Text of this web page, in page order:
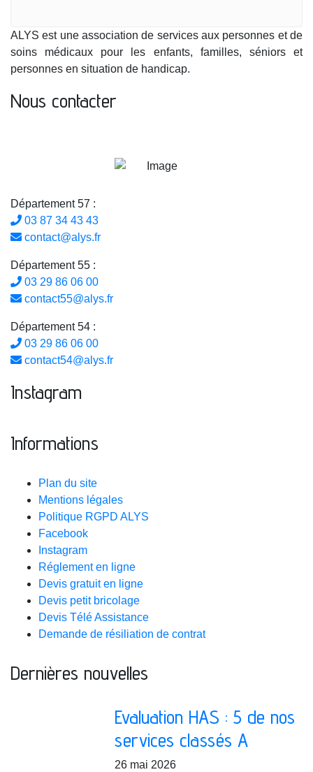
ALYS est une association de services aux personnes et de
soins médicaux pour les enfants, familles, séniors et
personnes en situation de handicap.
Nous contacter
Département 57 :
03 87 34 43 43
contact@alys.fr
Département 55 :
03 29 86 06 00
contact55@alys.fr
Département 54 :
03 29 86 06 00
contact54@alys.fr
Instagram
Informations
Plan du site
Mentions légales
Politique RGPD ALYS
Facebook
Instagram
Réglement en ligne
Devis gratuit en ligne
Devis petit bricolage
Devis Télé Assistance
Demande de résiliation de contrat
Dernières nouvelles
Evaluation HAS : 5 de nos
services classés A
26 mai 2026